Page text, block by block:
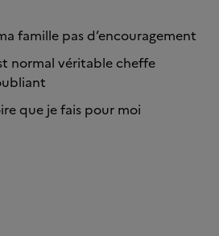
famille pas d’encouragement
normal véritable cheffe
que je fais pour moi